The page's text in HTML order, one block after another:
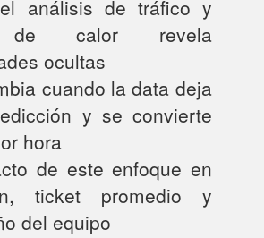
análisis de tráfico y
de calor revela
ocultas
cuando la data deja
y se convierte
hora
de este enfoque en
ticket promedio y
del equipo